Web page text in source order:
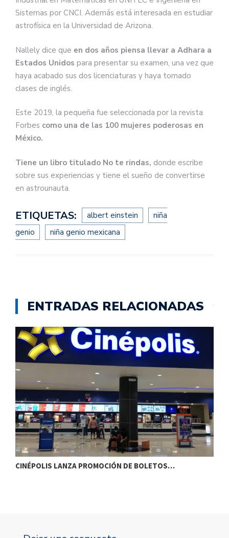
Sistemas por CNCI. Además está interesada en estudiar
astrofísica en la Universidad de Arizona.
Nallely dice que en dos años piensa llevar a Adhara a
Estados Unidos para presentar su examen, una vez que
haya acabado sus dos licenciaturas y haya tomado
clases de inglés.
Este 2019, la pequeña fue seleccionada por la revista
Forbes como una de las 100 mujeres poderosas en
México.
Tiene un libro titulado No te rindas, donde escribe
sobre sus experiencias y tiene el sueño de convertirse
en astrounauta.
ETIQUETAS: albert einstein
niña
genio
niña genio mexicana
ENTRADAS RELACIONADAS
CINÉPOLIS LANZA PROMOCIÓN DE BOLETOS…